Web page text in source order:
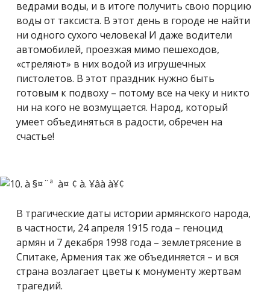
ведрами воды, и в итоге получить свою порцию
воды от таксиста. В этот день в городе не найти
ни одного сухого человека! И даже водители
автомобилей, проезжая мимо пешеходов,
«стреляют» в них водой из игрушечных
пистолетов. В этот праздник нужно быть
готовым к подвоху – потому все на чеку и никто
ни на кого не возмущается. Народ, который
умеет объединяться в радости, обречен на
счастье!
В трагические даты истории армянского народа,
в частности, 24 апреля 1915 года – геноцид
армян и 7 декабря 1998 года – землетрясение в
Спитаке, Армения так же объединяется – и вся
страна возлагает цветы к монументу жертвам
трагедий.